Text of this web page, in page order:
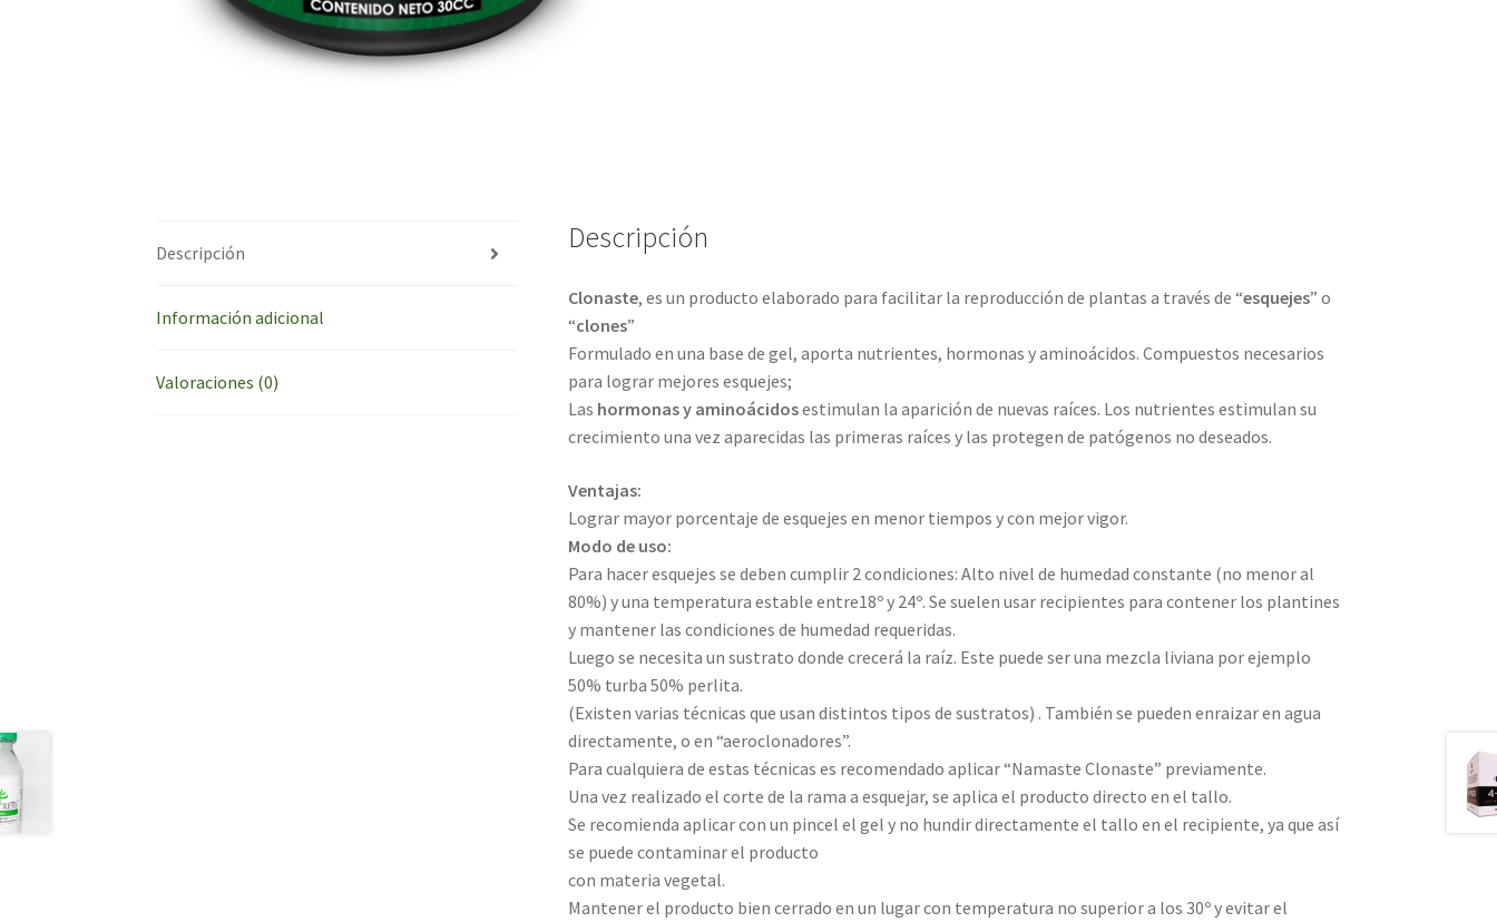
Descripción
Información adicional
Valoraciones (0)
Descripción
Clonaste, es un producto elaborado para facilitar la reproducción de plantas a través de “esquejes” o
“clones”
Formulado en una base de gel, aporta nutrientes, hormonas y aminoácidos. Compuestos necesarios
para lograr mejores esquejes;
Las hormonas y aminoácidosestimulan la aparición de nuevas raíces. Los nutrientes estimulan su
crecimiento una vez aparecidas las primeras raíces y las protegen de patógenos no deseados.
Ventajas:
Lograr mayor porcentaje de esquejes en menor tiempos y con mejor vigor.
Modo de uso:
Para hacer esquejes se deben cumplir 2 condiciones: Alto nivel de humedad constante (no menor al
80%) y una temperatura estable entre18º y 24º. Se suelen usar recipientes para contener los plantines
y mantener las condiciones de humedad requeridas.
Luego se necesita un sustrato donde crecerá la raíz. Este puede ser una mezcla liviana por ejemplo
50% turba 50% perlita.
(Existen varias técnicas que usan distintos tipos de sustratos) . También se pueden enraizar en agua
directamente, o en “aeroclonadores”.
Para cualquiera de estas técnicas es recomendado aplicar “Namaste Clonaste” previamente.
Una vez realizado el corte de la rama a esquejar, se aplica el producto directo en el tallo.
Se recomienda aplicar con un pincel el gel y no hundir directamente el tallo en el recipiente, ya que así
se puede contaminar el producto
con materia vegetal.
Mantener el producto bien cerrado en un lugar con temperatura no superior a los 30º y evitar el